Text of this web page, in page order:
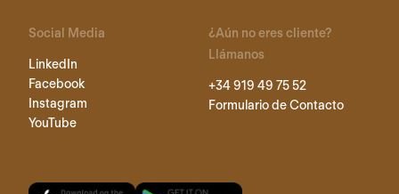
Social Media
LinkedIn
Facebook
Instagram
YouTube
¿Aún no eres cliente?
Llámanos
+34 919 49 75 52
Formulario de Contacto